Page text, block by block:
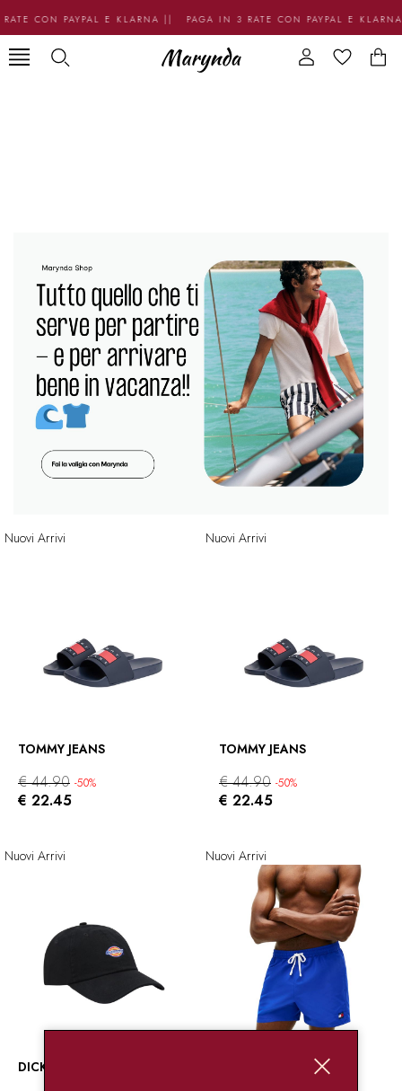
CON PAYPAL E KLARNA || PAGA IN 3 RATE CON PAYPAL E
Nuovi Arrivi
TOMMY JEANS
€ 44.90 -50%
€ 22.45
Nuovi Arrivi
TOMMY JEANS
€ 44.90 -50%
€ 22.45
Nuovi Arrivi
DICKIES
Nuovi Arrivi